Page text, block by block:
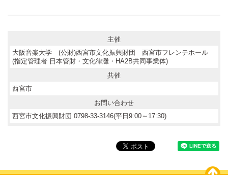
主催
大阪音楽大学 (公財)西宮市文化振興財団 西宮市フレンテホール
(指定管理者 日本管財・文化律灘・HA2B共同事業体)
共催
西宮市
お問い合わせ
西宮市文化振興財団 0798-33-3146(平日9:00～17:30)